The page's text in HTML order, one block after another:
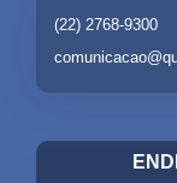
(22) 2768-9300